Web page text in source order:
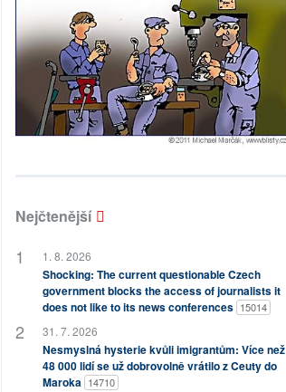
Nejčtenější
1. 8. 2026
Shocking: The current questionable Czech
government blocks the access of journalists it
does not like to its news conferences 15014
31. 7. 2026
Nesmyslná hysterie kvůli imigrantům: Více než
48 000 lidí se už dobrovolně vrátilo z Ceuty do
Maroka 14710